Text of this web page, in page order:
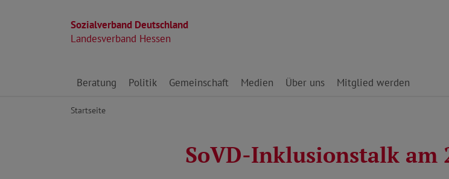
Sozialverband Deutschland
Landesverband Hessen
Direkt zu den Inhalten springen
Beratung Politik Gemeinschaft Medien Über uns Mitglied werden
Startseite
SoVD-Inklusionstalk am